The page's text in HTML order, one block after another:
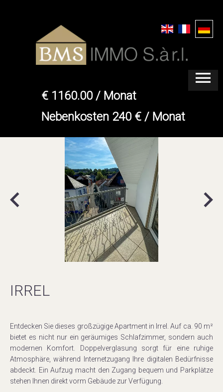
IRREL
€ 1160.00 / Monat
Nebenkosten 240 € / Monat
IRREL
Entdecken Sie dieses großzügige Apartment in Irrel. Auf ca. 90 m²
bietet es nicht nur ein geräumiges Schlafzimmer, sondern auch
modernen Komfort. Doppelverglasung sorgt für eine ruhige
Atmosphäre, während Internetzugang Ihre digitalen Bedürfnisse
abdeckt. Ein Aufzug macht den Zugang bequem und Parkplätze
stehen Ihnen direkt vorm Gebäude zur Verfügung.